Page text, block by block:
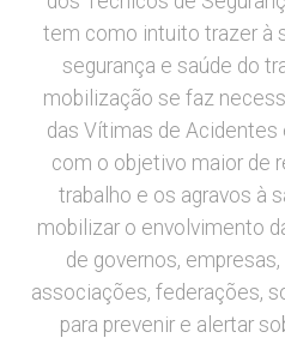
tem como intuito trazer à
segurança e saúde do
mobilização se faz
das Vítimas de Acidentes
com o objetivo maior de
trabalho e os agravos à
mobilizar o envolvimento
de governos,
associações, federações,
para prevenir e alertar